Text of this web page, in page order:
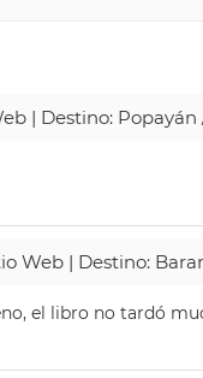
| Destino:
Web | Destino:
el libro no tardó